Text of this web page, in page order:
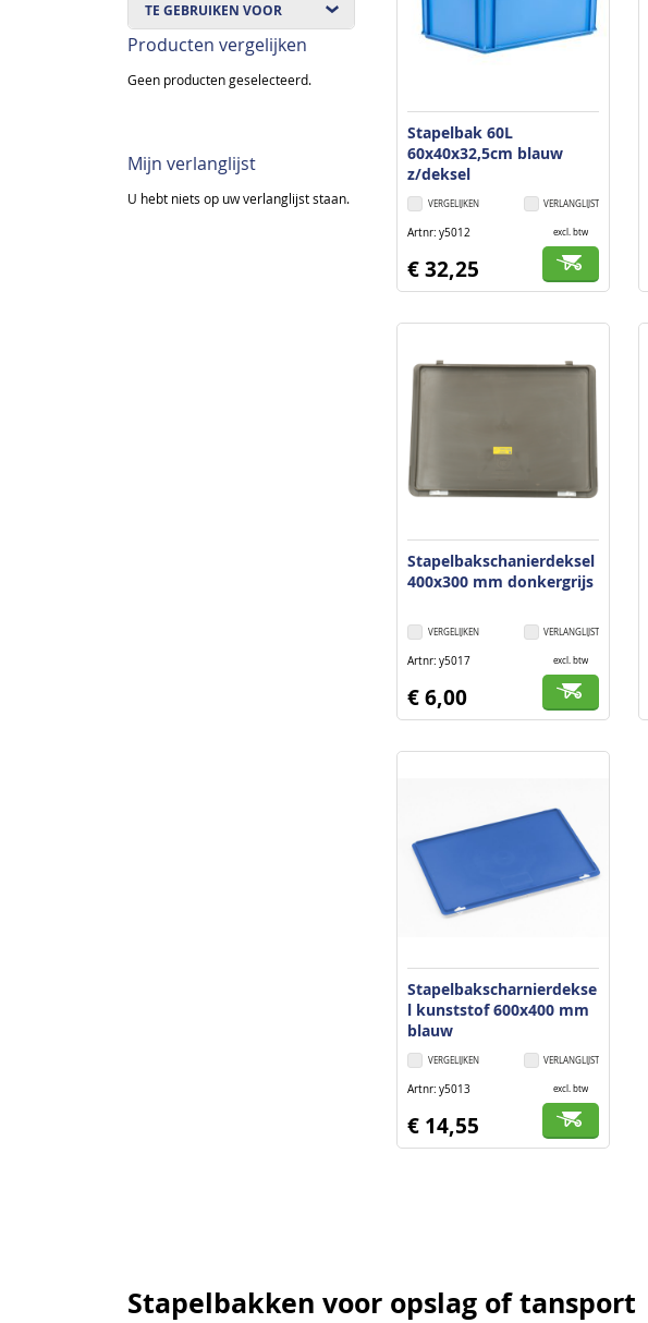
Stapelbak 60L
60x40x32,5cm blauw
z/deksel
VERLANGLIJST
VERGELIJKEN
Artnr y5012 excl. btw
€ 32,25
Stapelbakschanierdeksel
400x300 mm donkergrijs
VERLANGLIJST
VERGELIJKEN
Artnr y5017 excl. btw
€ 6,00
Stapelbakscharnierdekse
l kunststof 600x400 mm
blauw
VERLANGLIJST
VERGELIJKEN
Artnr y5013 excl. btw
€ 14,55
TE GEBRUIKEN VOOR
Producten vergelijken
Geen producten geselecteerd.
Mijn verlanglijst
U hebt niets op uw verlanglijst staan.
Stapelbakken voor opslag of tansport